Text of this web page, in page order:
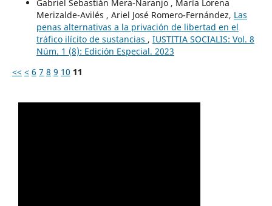
Gabriel Sebastián Mera-Naranjo , María Lorena
Merizalde-Avilés , Ariel José Romero-Fernández, Las
penas alternativas a la privación de libertad en el
tráfico ilícito de sustancias , IUSTITIA SOCIALIS: Vol. 8
Núm. 1 (8): Edición Especial. 2023
<< < 6 7 8 9 10 11